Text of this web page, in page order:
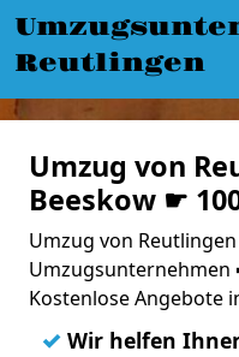
Reutlingen
Umzug von
Beeskow ☛
Umzug von
Umzugsunternehmen
Kostenlose Angebote
✓ Wir helfen